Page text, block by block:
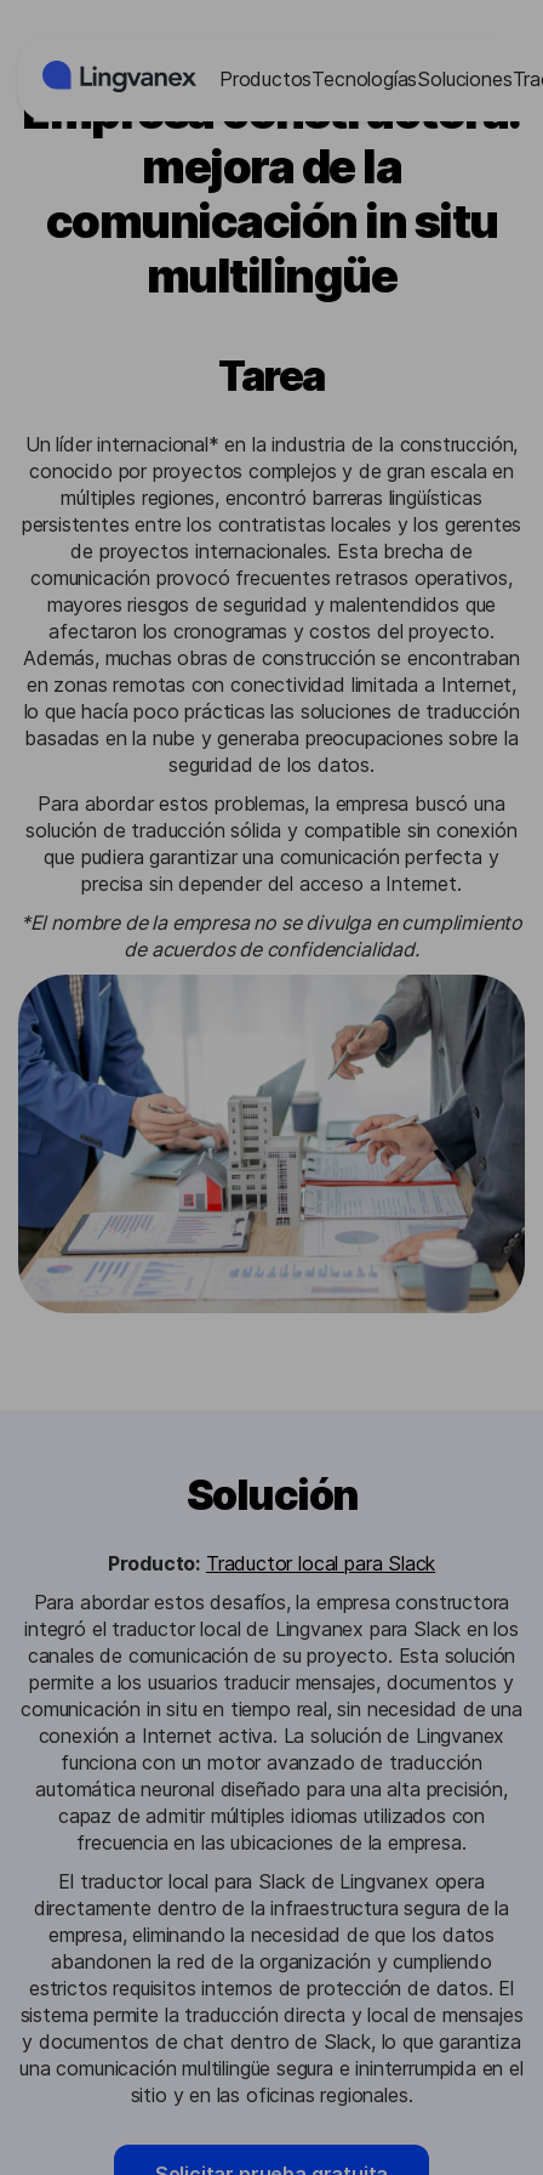
ProductosTecnologíasSoluciones
Empresa constructora:
mejora de la
comunicación in situ
multilingüe
Tarea
Un líder internacional* en la industria de la construcción,
conocido por proyectos complejos y de gran escala en
múltiples regiones, encontró barreras lingüísticas
persistentes entre los contratistas locales y los gerentes
de proyectos internacionales. Esta brecha de
comunicación provocó frecuentes retrasos operativos,
mayores riesgos de seguridad y malentendidos que
afectaron los cronogramas y costos del proyecto.
Además, muchas obras de construcción se encontraban
en zonas remotas con conectividad limitada a Internet,
lo que hacía poco prácticas las soluciones de traducción
basadas en la nube y generaba preocupaciones sobre la
seguridad de los datos.
Para abordar estos problemas, la empresa buscó una
solución de traducción sólida y compatible sin conexión
que pudiera garantizar una comunicación perfecta y
precisa sin depender del acceso a Internet.
*El nombre de la empresa no se divulga en cumplimiento
de acuerdos de confidencialidad.
Solución
Producto: Traductor local para Slack
Para abordar estos desafíos, la empresa constructora
integró el traductor local de Lingvanex para Slack en los
canales de comunicación de su proyecto. Esta solución
permite a los usuarios traducir mensajes, documentos y
comunicación in situ en tiempo real, sin necesidad de una
conexión a Internet activa. La solución de Lingvanex
funciona con un motor avanzado de traducción
automática neuronal diseñado para una alta precisión,
capaz de admitir múltiples idiomas utilizados con
frecuencia en las ubicaciones de la empresa.
El traductor local para Slack de Lingvanex opera
directamente dentro de la infraestructura segura de la
empresa, eliminando la necesidad de que los datos
abandonen la red de la organización y cumpliendo
estrictos requisitos internos de protección de datos. El
sistema permite la traducción directa y local de mensajes
y documentos de chat dentro de Slack, lo que garantiza
una comunicación multilingüe segura e ininterrumpida en el
sitio y en las oficinas regionales.